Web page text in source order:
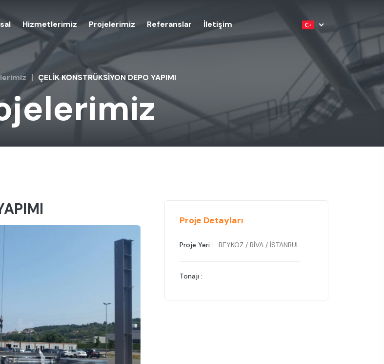
Hizmetlerimiz Projelerimiz Referanslar İletişim
ÇELİK KONSTRÜKSİYON DEPO YAPIMI
Proje Detayları
Proje Yeri : BEYKOZ / RİVA / İSTANBUL
Tonajı :